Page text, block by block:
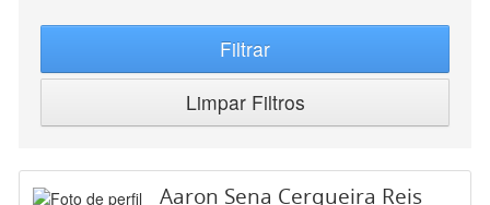
Filtrar
Limpar Filtros
Aaron Sena Cerqueira Reis